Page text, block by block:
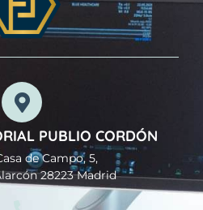
PUBLIO CORDÓN
de Campo, 5,
28223 Madrid